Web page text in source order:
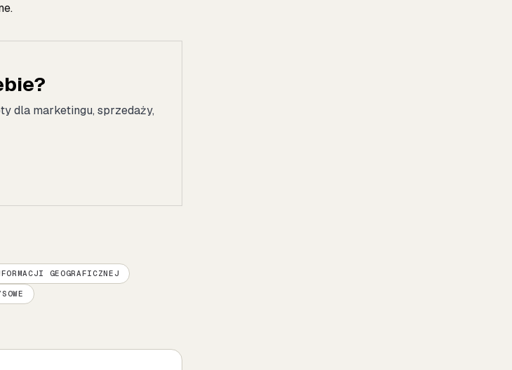
dla marketingu, sprzedaży,
GEOGRAFICZNEJ